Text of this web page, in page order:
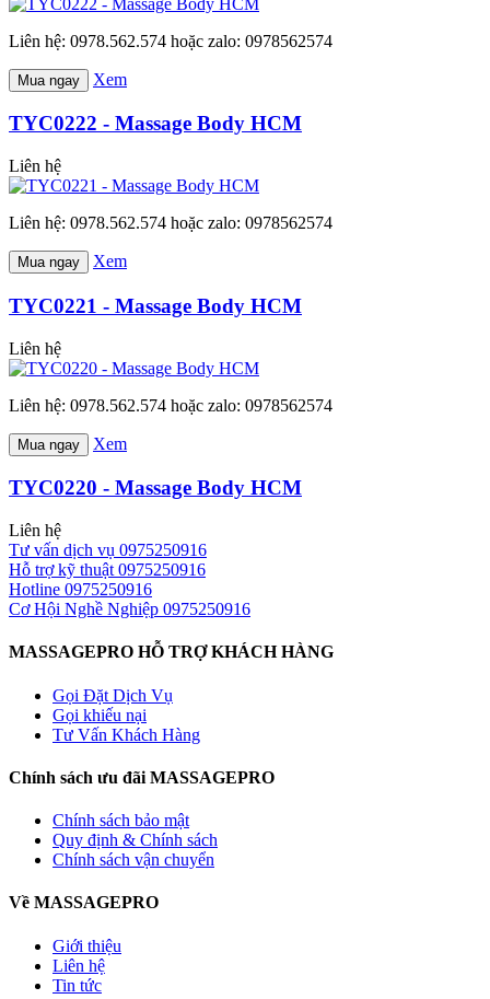
Liên hệ: 0978.562.574 hoặc zalo: 0978562574
Mua ngay Xem
TYC0222 - Massage Body HCM
Liên hệ
Liên hệ: 0978.562.574 hoặc zalo: 0978562574
Mua ngay Xem
TYC0221 - Massage Body HCM
Liên hệ
Liên hệ: 0978.562.574 hoặc zalo: 0978562574
Mua ngay Xem
TYC0220 - Massage Body HCM
Liên hệ
Tư vấn dịch vụ 0975250916
Hỗ trợ kỹ thuật 0975250916
Hotline 0975250916
Cơ Hội Nghề Nghiệp 0975250916
MASSAGEPRO HỖ TRỢ KHÁCH HÀNG
Gọi Đặt Dịch Vụ
Gọi khiếu nại
Tư Vấn Khách Hàng
Chính sách ưu đãi MASSAGEPRO
Chính sách bảo mật
Quy định & Chính sách
Chính sách vận chuyển
Về MASSAGEPRO
Giới thiệu
Liên hệ
Tin tức